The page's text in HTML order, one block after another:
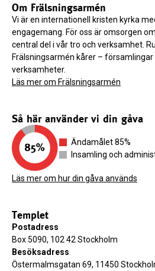
Om Frälsningsarmén
Vi är en internationell kristen kyrka
engagemang. För oss är omsorgen
central del i vår tro och verksamhet.
Frälsningsarmén kårer – församlingar
verksamheter.
Läs mer om Frälsningsarmén
Så här använder vi din gåva
Ändamålet 85%
Insamling och
Läs mer om hur din gåva används
Templet
Postadress
Box 5090, 102 42 Stockholm
Besöksadress
Östermalmsgatan 69, 11450